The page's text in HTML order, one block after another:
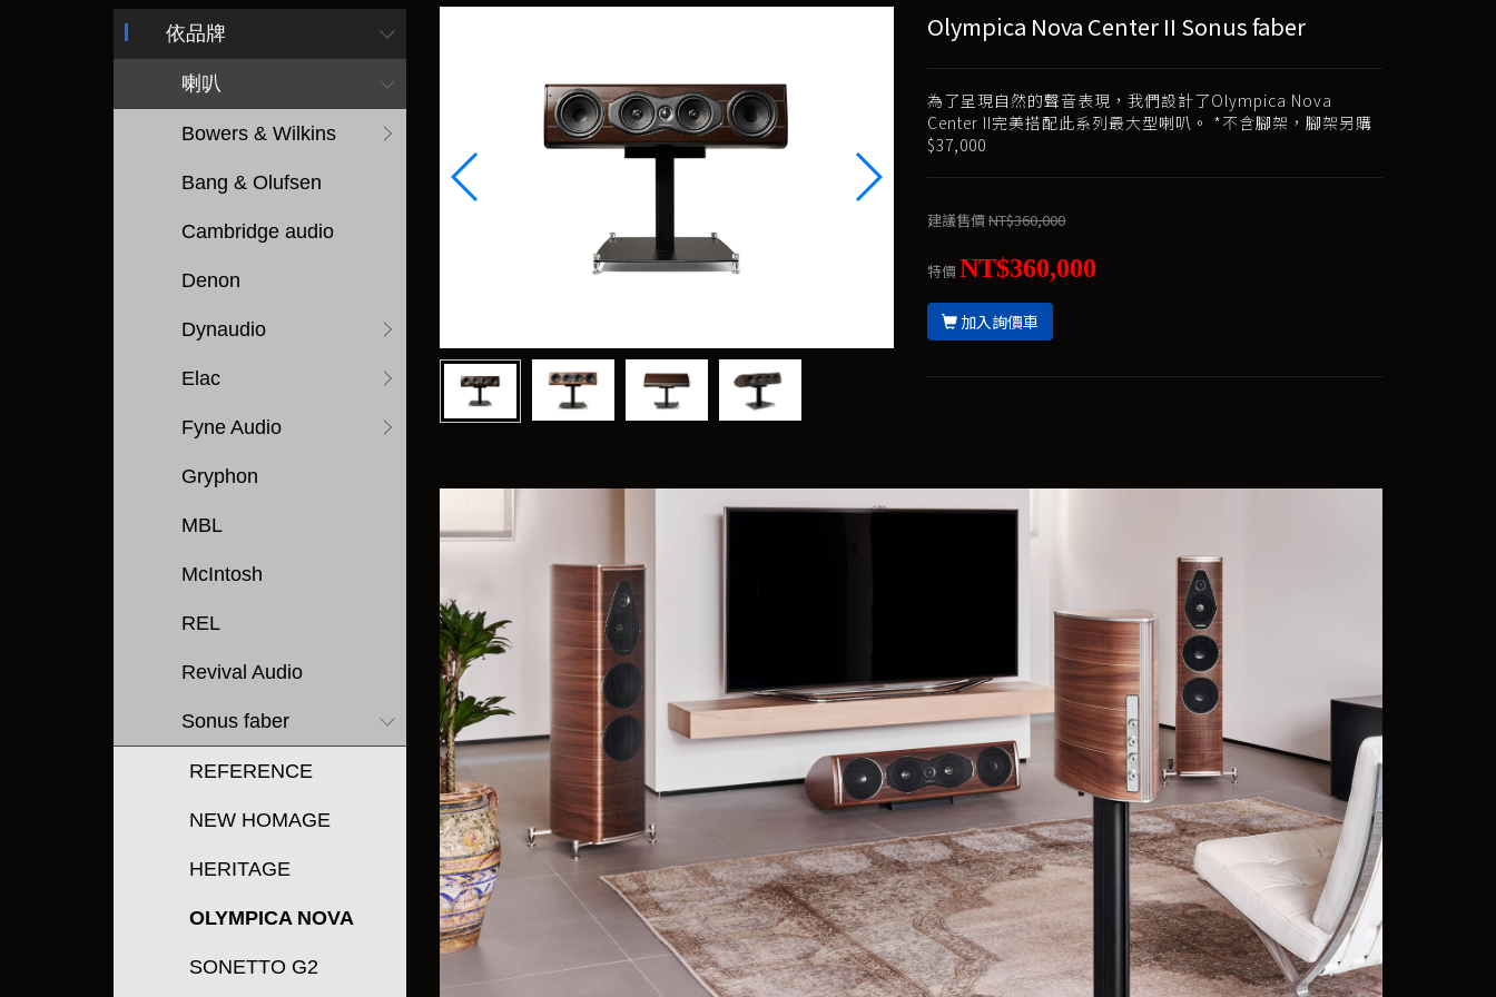
依品牌
喇叭
Bowers & Wilkins
Bang & Olufsen
Cambridge audio
Denon
Dynaudio
Elac
Fyne Audio
Gryphon
MBL
McIntosh
REL
Revival Audio
Sonus faber
REFERENCE
NEW HOMAGE
HERITAGE
OLYMPICA NOVA
SONETTO G2
Olympica Nova Center II Sonus faber
為了呈現自然的聲音表現，我們設計了Olympica Nova
Center II完美搭配此系列最大型喇叭。 *不含腳架，腳架另購
$37,000
建議售價NT$360,000
特價NT$360,000
加入詢價車